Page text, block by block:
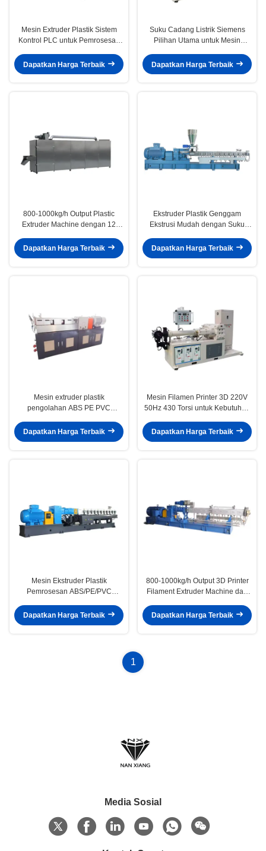
Mesin Extruder Plastik Sistem
Kontrol PLC untuk Pemrosesan
Dapatkan Harga Terbaik
Suku Cadang Listrik Siemens
Pilihan Utama untuk Mesin
Produksi Film
Dapatkan Harga Terbaik
800-1000kg/h Output Plastic
Extruder Machine dengan 12
Dan Barel
Dapatkan Harga Terbaik
Ekstruder Plastik Genggam
Ekstrusi Mudah dengan Suku
Bulan
Dapatkan Harga Terbaik
Mesin extruder plastik
pengolahan ABS PE PVC
listrik Siemens
Dapatkan Harga Terbaik
Mesin Filamen Printer 3D 220V
50Hz 430 Torsi untuk Kebutuhan
Dapatkan Harga Terbaik
Mesin Ekstruder Plastik
Pemrosesan ABS/PE/PVC
Siemens dan Inverter ABB
Dapatkan Harga Terbaik
800-1000kg/h Output 3D Printer
Filament Extruder Machine dan
Berskala Besar
Dapatkan Harga Terbaik
1
Media Sosial